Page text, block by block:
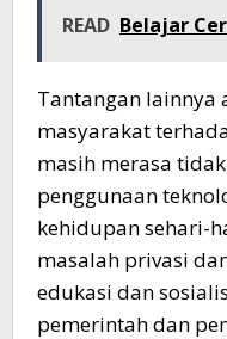
READ Belajar
Tantangan lainnya
masyarakat
masih merasa
penggunaan
kehidupan sehari-
masalah privasi
edukasi dan
pemerintah dan